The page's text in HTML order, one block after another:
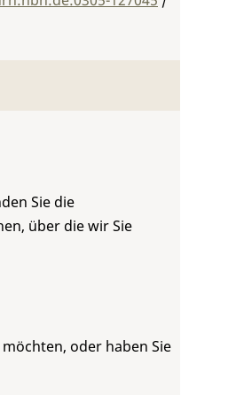
Sie die
über die wir Sie
oder haben Sie